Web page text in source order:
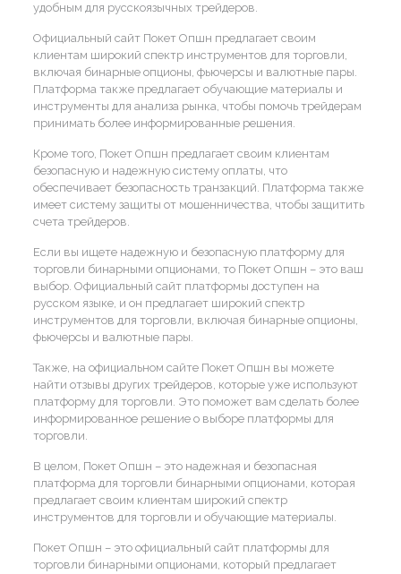
удобным для русскоязычных трейдеров.
Официальный сайт Покет Опшн предлагает своим
клиентам широкий спектр инструментов для торговли,
включая бинарные опционы, фьючерсы и валютные пары.
Платформа также предлагает обучающие материалы и
инструменты для анализа рынка, чтобы помочь трейдерам
принимать более информированные решения.
Кроме того, Покет Опшн предлагает своим клиентам
безопасную и надежную систему оплаты, что
обеспечивает безопасность транзакций. Платформа также
имеет систему защиты от мошенничества, чтобы защитить
счета трейдеров.
Если вы ищете надежную и безопасную платформу для
торговли бинарными опционами, то Покет Опшн – это ваш
выбор. Официальный сайт платформы доступен на
русском языке, и он предлагает широкий спектр
инструментов для торговли, включая бинарные опционы,
фьючерсы и валютные пары.
Также, на официальном сайте Покет Опшн вы можете
найти отзывы других трейдеров, которые уже используют
платформу для торговли. Это поможет вам сделать более
информированное решение о выборе платформы для
торговли.
В целом, Покет Опшн – это надежная и безопасная
платформа для торговли бинарными опционами, которая
предлагает своим клиентам широкий спектр
инструментов для торговли и обучающие материалы.
Покет Опшн – это официальный сайт платформы для
торговли бинарными опционами, который предлагает